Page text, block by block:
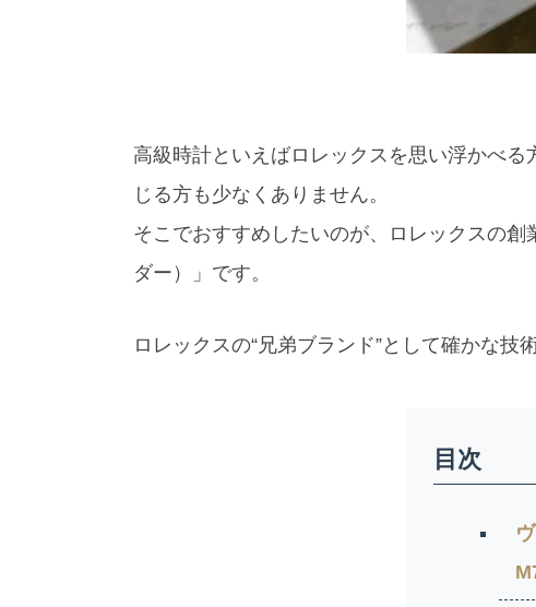
高級時計といえばロレックスを思い浮かべ
じる方も少なくありません。
そこでおすすめしたいのが、ロレックスの
ダー）」です。
ロレックスの“兄弟ブランド”として確かな
目次